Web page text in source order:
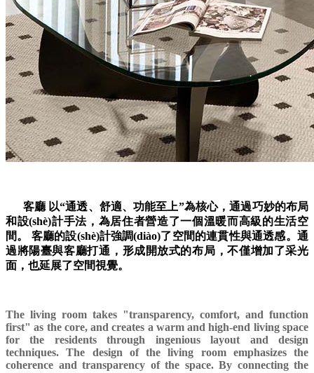
客廳 以“通透、舒適、功能至上”為核心，通過巧妙的布局
和設(shè)計手法，為居住者營造了一個溫暖而高級的生活空
間。 客廳的設(shè)計強調(diào)了空間的連貫性與通透感。通
過將陽臺與客廳打通，形成開放式的布局，不僅增加了采光
面，也延展了空間視覺。
The living room takes "transparency, comfort, and function
first" as the core, and creates a warm and high-end living space
for the residents through ingenious layout and design
techniques. The design of the living room emphasizes the
coherence and transparency of the space. By connecting the